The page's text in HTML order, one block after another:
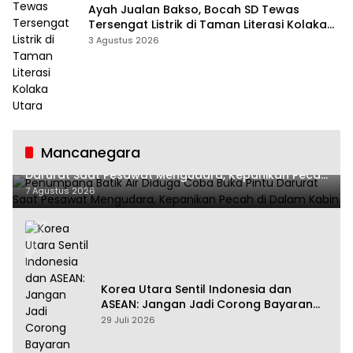
Ayah Jualan Bakso, Bocah SD Tewas
Tersengat Listrik di Taman Literasi Kolaka
Utara
3 Agustus 2026
Mancanegara
Penumpang Batik Air Diduga Coba Buka Pintu
Darurat Saat Pesawat Mengudara, Kepanikan Pecah
di Dalam Kabin
7 Agustus 2026
Korea Utara Sentil Indonesia dan
ASEAN: Jangan Jadi Corong Bayaran
Amerika Serikat
29 Juli 2026